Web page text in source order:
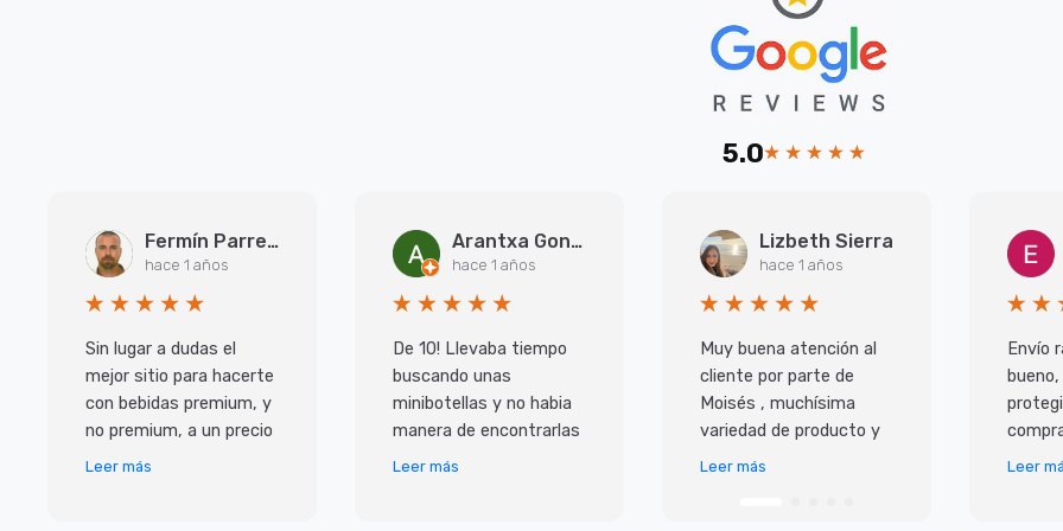
5.0
Fermín Parreño Torres
hace 1 años
Sin lugar a dudas el
mejor sitio para hacerte
con bebidas premium, y
no premium, a un precio
inmejorable. Pero lo que
Leer más
Arantxa Gonzalez Martinez
hace 1 años
De 10! Llevaba tiempo
buscando unas
minibotellas y no habia
manera de encontrarlas
y las que habian super
Leer más
Lizbeth Sierra
hace 1 años
Muy buena atención al
cliente por parte de
Moisés , muchísima
variedad de producto y
lo mejor es que todo
Leer más
Envío
Leer